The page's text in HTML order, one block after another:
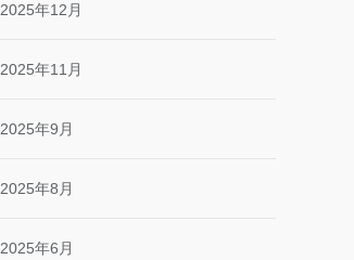
2025年12月
2025年11月
2025年9月
2025年8月
2025年6月